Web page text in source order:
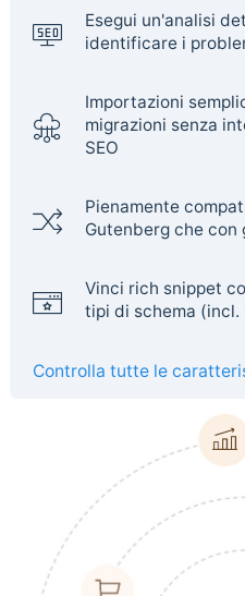
Esegui un'analisi
identificare i
Importazioni
migrazioni senza
SEO
Pienamente
Gutenberg che
Vinci rich snippet
tipi di schema (incl.
Controlla tutte le